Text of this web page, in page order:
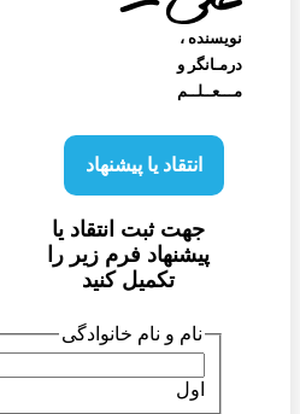
نویسنده‌ ،
درمـانگر و
مـــعــلــم
انتقاد یا پیشنهاد
جهت ثبت انتقاد یا
پیشنهاد فرم زیر را
تکمیل کنید
نام و نام خانوادگی